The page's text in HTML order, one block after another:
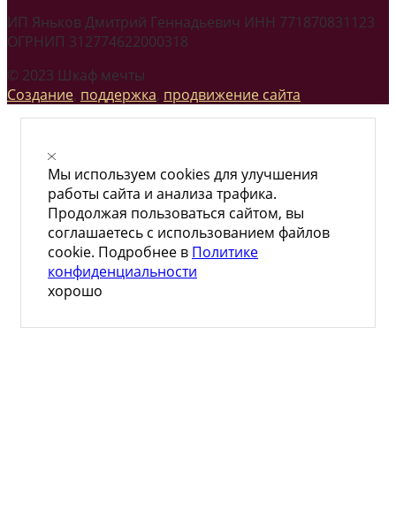
ИП Яньков Дмитрий Геннадьевич ИНН 771870831123
ОГРНИП 312774622000318
© 2023 Шкаф мечты
Создание, поддержка, продвижение сайта
Мы используем cookies для улучшения
работы сайта и анализа трафика.
Продолжая пользоваться сайтом, вы
соглашаетесь с использованием файлов
cookie. Подробнее в Политике
конфиденциальности
хорошо